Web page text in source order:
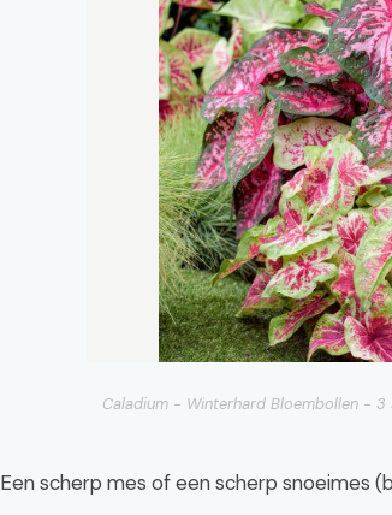
Caladium - Winterhard Bloembollen -
Een scherp mes of een scherp snoeimes